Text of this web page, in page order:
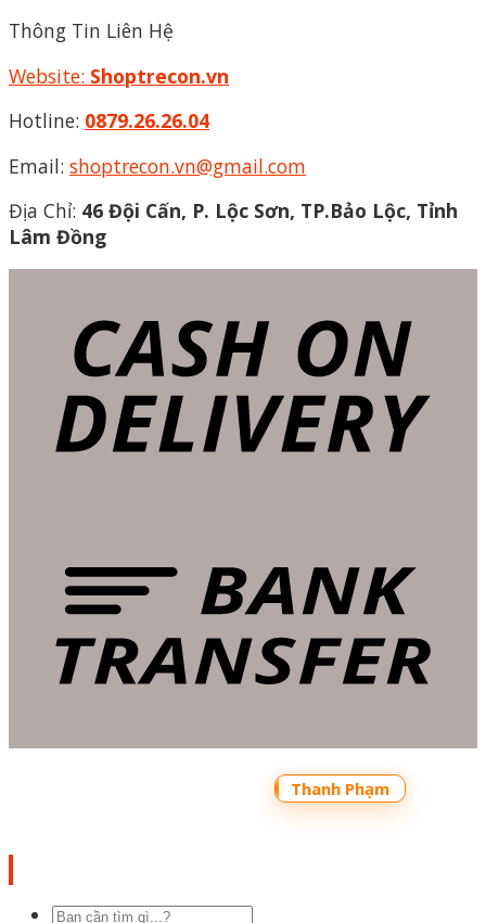
Thông Tin Liên Hệ
Website: Shoptrecon.vn
Hotline: 0879.26.26.04
Email: shoptrecon.vn@gmail.com
Địa Chỉ: 46 Đội Cấn, P. Lộc Sơn, TP.Bảo Lộc, Tỉnh
Lâm Đồng
Thanh Phạm
Tìm